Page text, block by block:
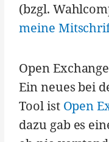
(bzgl.
meine
Open Exchange
Ein neues bei
Tool ist Open
dazu gab es